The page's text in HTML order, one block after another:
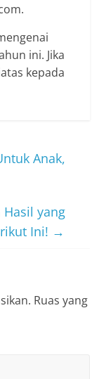
ini. Jika
kepada
Anak,
Hasil yang
Ini! →
Ruas yang